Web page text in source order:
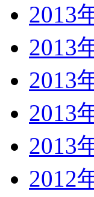
2013
2013
2013
2013
2013
2012